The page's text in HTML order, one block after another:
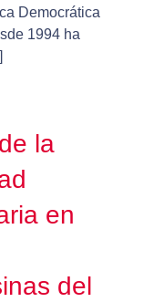
Democrática
1994 ha
la
en
del